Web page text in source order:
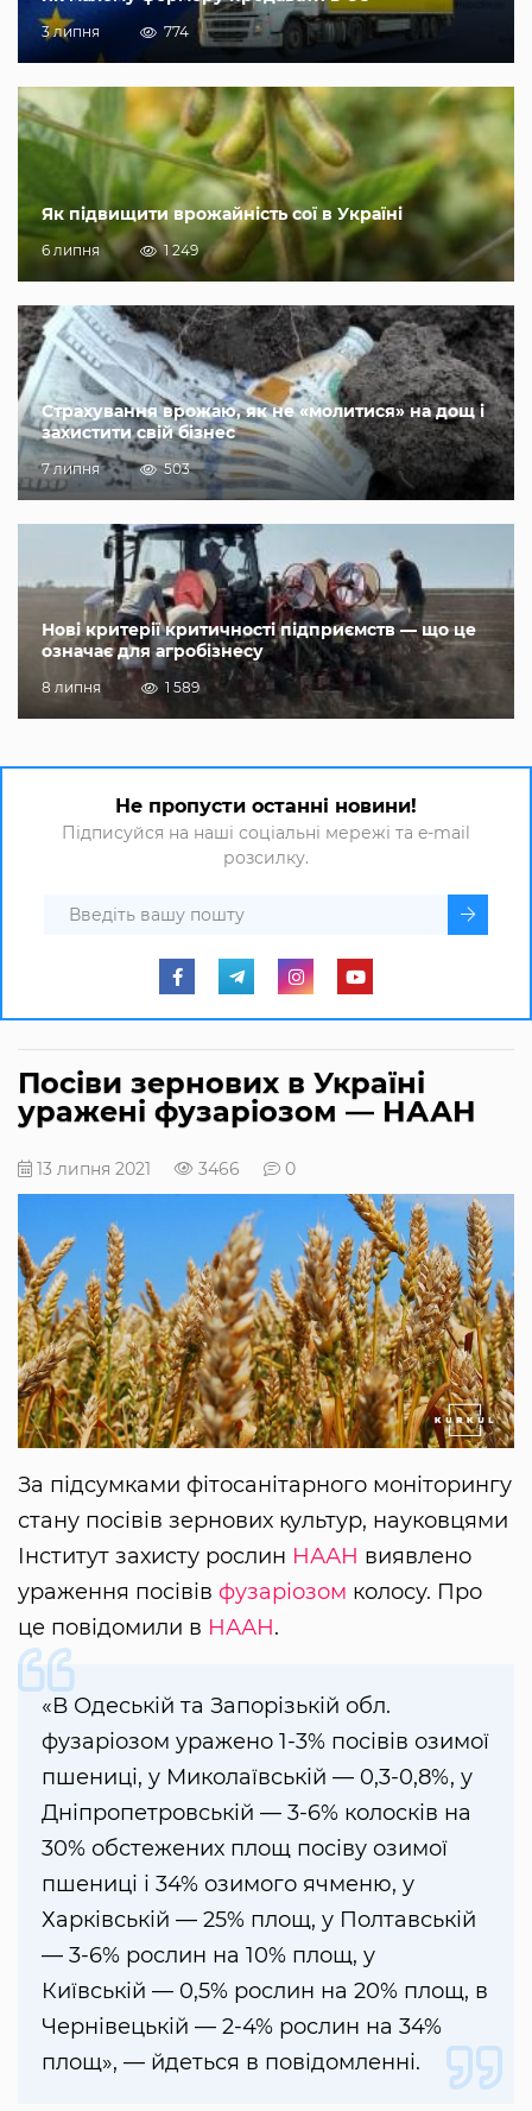
3 липня 774
Як підвищити врожайність сої в Україні
6 липня 1 249
Страхування врожаю, як не «молитися» на дощ і
захистити свій бізнес
7 липня 503
Нові критерії критичності підприємств — що це
означає для агробізнесу
8 липня 1 589
Не пропусти останні новини!
Підписуйся на наші соціальні мережі та e-mail
розсилку.
Посіви зернових в Україні
уражені фузаріозом — НААН
13 липня 2021 3466 0
За підсумками фітосанітарного моніторингу
стану посівів зернових культур, науковцями
Інститут захисту рослин НААН виявлено
ураження посівів фузаріозом колосу. Про
це повідомили в НААН.
«В Одеській та Запорізькій обл.
фузаріозом уражено 1-3% посівів озимої
пшениці, у Миколаївській — 0,3-0,8%, у
Дніпропетровській — 3-6% колосків на
30% обстежених площ посіву озимої
пшениці і 34% озимого ячменю, у
Харківській — 25% площ, у Полтавській
— 3-6% рослин на 10% площ, у
Київській — 0,5% рослин на 20% площ, в
Чернівецькій — 2-4% рослин на 34%
площ», — йдеться в повідомленні.